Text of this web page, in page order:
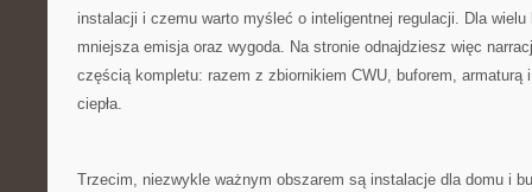
instalacji i czemu warto myśleć o inteligentnej regulacji. Dla
mniejsza emisja oraz wygoda. Na stronie odnajdziesz więc
częścią kompletu: razem z zbiornikiem CWU, buforem, armaturą
ciepła.
Trzecim, niezwykle ważnym obszarem są instalacje dla domu i